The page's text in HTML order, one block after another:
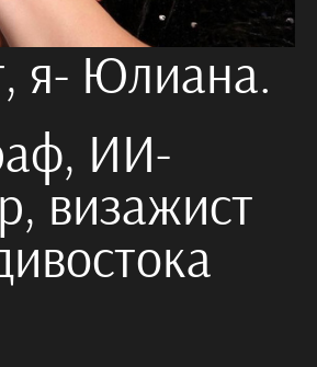
я- Юлиана.
ИИ-
визажист